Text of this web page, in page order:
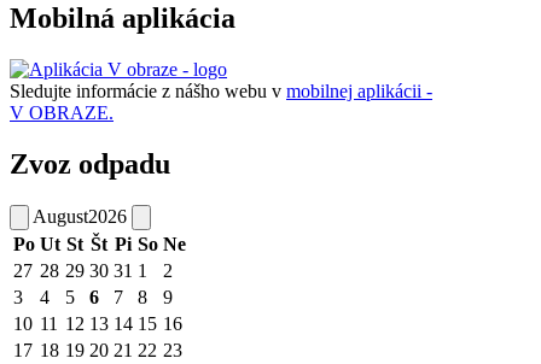
Mobilná aplikácia
Sledujte informácie z nášho webu v mobilnej aplikácii -
V OBRAZE.
Zvoz odpadu
August2026
Po Ut St Št Pi So Ne
27 28 29 30 31 1
2
3
4 5 6 7 8
9
10 11 12 13 14 15 16
17 18 19 20 21 22 23